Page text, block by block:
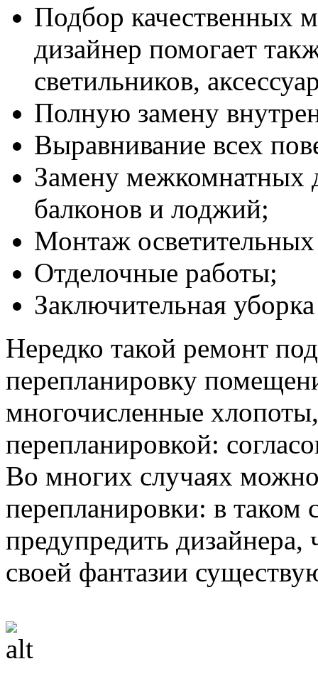
Подбор качественных
дизайнер помогает
светильников,
Полную замену
Выравнивание всех
Замену межкомнатных
балконов и лоджий;
Монтаж
Отделочные работы;
Заключительная
Нередко такой ремонт
перепланировку
многочисленные
перепланировкой:
Во многих случаях
перепланировки: в таком
предупредить
своей фантазии